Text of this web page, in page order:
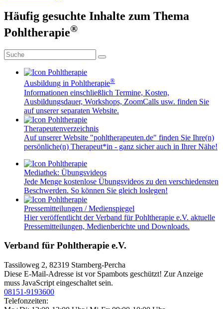
Häufig gesuchte Inhalte zum Thema
Pohltherapie®
Ausbildung in Pohltherapie®
Informationen einschließlich Termine, Kosten,
Ausbildungsdauer, Workshops, ZoomCalls usw. finden Sie
auf unserer separaten Website.
Therapeutenverzeichnis
Auf unserer Website "pohltherapeuten.de" finden Sie Ihre(n)
persönliche(n) Therapeut*in - ganz sicher auch in Ihrer Nähe!
Mediathek: Übungsvideos
Jede Menge kostenlose Übungsvideos zu den verschiedensten
Beschwerden. So können Sie gleich loslegen!
Pressemitteilungen / Medienspiegel
Hier veröffentlicht der Verband für Pohltherapie e.V. aktuelle
Pressemitteilungen, Medienberichte und Downloads.
Verband für Pohltherapie e.V.
Tassiloweg 2, 82319 Starnberg-Percha
Diese E-Mail-Adresse ist vor Spambots geschützt! Zur Anzeige
muss JavaScript eingeschaltet sein.
08151-9193600
Telefonzeiten: